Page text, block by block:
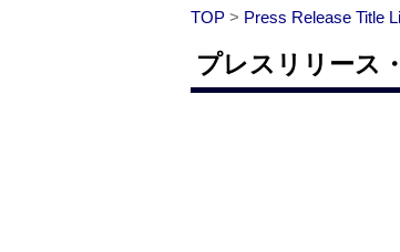
TOP > Press Release Title
プレスリリース